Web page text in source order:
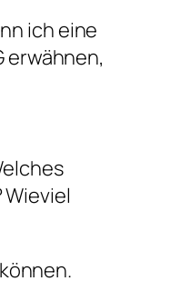
ich eine
erwähnen,